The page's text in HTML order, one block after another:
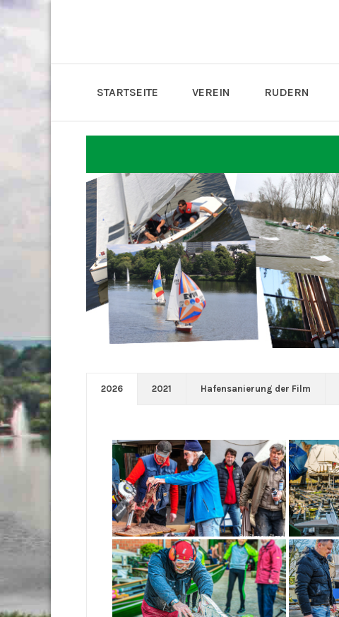
STARTSEITE VEREIN RUDERN
2026 2021 Hafensanierung der Film